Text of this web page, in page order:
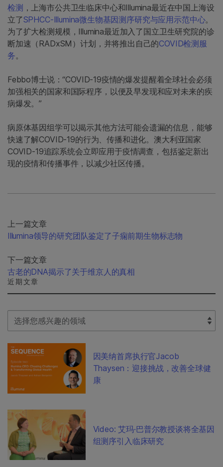
检测 ，上海市公共卫生临床中心和Illumina最近在中国上海设
立了SPHCC-Illumina微生物基因测序研究与应用示范中心。
为了扩大检测规模，Illumina最近加入了国立卫生研究院的诊
断加速（RADxSM）计划，并将推出自己的COVID检测服
务。
Febbo博士说：“COVID-19疫情的爆发提醒着全球社会必须
加强相关的国家和国际程序，以便及早发现和应对未来的疾
病爆发。”
病原体基因组学可以揭示其他方法可能会遗漏的信息，能够
快速了解COVID-19的行为、传播和进化。澳大利亚国家
COVID-19追踪系统会立即应用于疫情调查，包括鉴定新出
现的疫情和传播事件，以减少社区传播。
上一篇文章
Illumina领导的研究团队鉴定了子痫前期生物标志物
下一篇文章
古老的DNA揭示了关于维京人的真相
近期文章
Select Filter
因美纳首席执行官Jacob
Thaysen：迎接挑战，改善全球健
康
Video: 艾玛·巴普尔教授谈将全基因
组测序引入临床研究